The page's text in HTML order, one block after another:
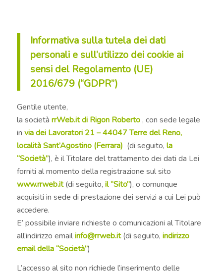
Informativa sulla tutela dei dati
personali e sull’utilizzo dei cookie ai
sensi del Regolamento (UE)
2016/679 (“GDPR”)
Gentile utente,
la società rrWeb.it di Rigon Roberto, con sede legale
in via dei Lavoratori 21 – 44047 Terre del Reno,
località Sant’Agostino (Ferrara) (di seguito, la
“Società”), è il Titolare del trattamento dei dati da Lei
forniti al momento della registrazione sul sito
www.rrweb.it(di seguito, il “Sito”), o comunque
acquisiti in sede di prestazione dei servizi a cui Lei può
accedere.
E’ possibile inviare richieste o comunicazioni al Titolare
all’indirizzo emailinfo@rrweb.it(di seguito, indirizzo
email della “Società”)
L’accesso al sito non richiede l’inserimento delle